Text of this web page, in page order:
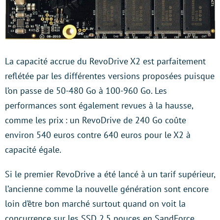
La capacité accrue du RevoDrive X2 est parfaitement
reflétée par les différentes versions proposées puisque
l’on passe de 50-480 Go à 100-960 Go. Les
performances sont également revues à la hausse,
comme les prix : un RevoDrive de 240 Go coûte
environ 540 euros contre 640 euros pour le X2 à
capacité égale.
Si le premier RevoDrive a été lancé à un tarif supérieur,
l’ancienne comme la nouvelle génération sont encore
loin d’être bon marché surtout quand on voit la